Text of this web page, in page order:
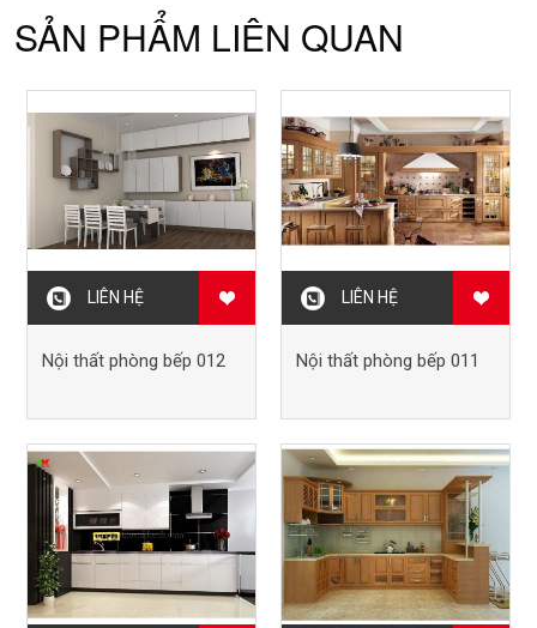
SẢN PHẨM LIÊN QUAN
LIÊN HỆ
Nội thất phòng bếp 012
LIÊN HỆ
Nội thất phòng bếp 011